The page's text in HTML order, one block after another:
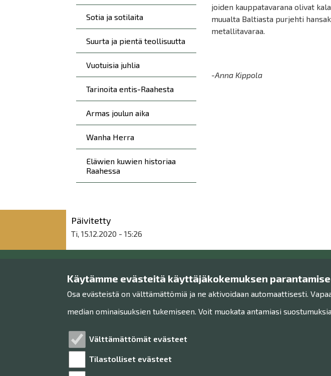
Käytämme evästeitä käyttäjäkokemuksen
Osa evästeistä on välttämättömiä ja ne aktivoidaan automaattisesti.
median ominaisuuksien tukemiseen. Voit muokata antamiasi
Välttämättömät evästeet
Tilastolliset evästeet
Sotia ja sotilaita
Suurta ja pientä teollisuutta
Vuotuisia juhlia
Tarinoita entis-Raahesta
Armas joulun aika
Wanha Herra
Eläwien kuwien historiaa
Raahessa
joiden kauppatavarana olivat
muualta Baltiasta purjehti
metallitavaraa.
-Anna Kippola
Päivitetty
Ti, 15.12.2020 - 15:26
Raahen museo Ota
Henkilökunta